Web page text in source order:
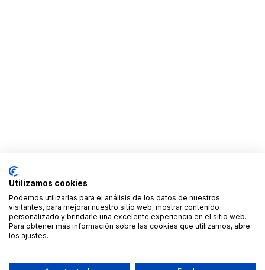
Utilizamos cookies
Podemos utilizarlas para el análisis de los datos de nuestros
visitantes, para mejorar nuestro sitio web, mostrar contenido
personalizado y brindarle una excelente experiencia en el sitio web.
Para obtener más información sobre las cookies que utilizamos, abre
los ajustes.